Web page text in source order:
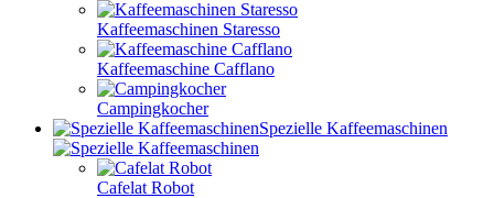
Kaffeemaschinen Staresso
Kaffeemaschine Cafflano
Campingkocher
Spezielle Kaffeemaschinen
Cafelat Robot